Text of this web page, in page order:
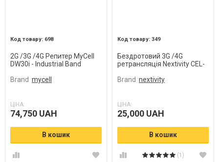
698
2G /3G /4G Репитер MyCell
DW30i - Industrial Band
Brand mycell
ЦІНА:
74,750 UAH
В кошик
349
Бездротовий 3G /4G
ретрансляція Nextivity CEL-
Brand nextivity
ЦІНА:
25,000 UAH
В кошик
(1)